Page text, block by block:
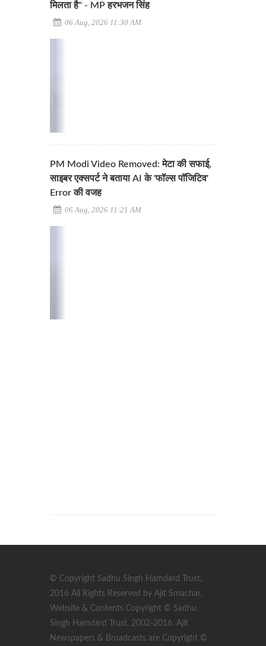
मिलता है" - MP हरभजन सिंह
06 Aug, 2026 11:30 AM
PM Modi Video Removed: मेटा की सफाई,
साइबर एक्सपर्ट ने बताया AI के 'फॉल्स पॉजिटिव'
Error की वजह
06 Aug, 2026 11:21 AM
© Copyright Sadhu Singh Hamdard Trust,
2016 All Rights Reserved by Ajit Smachar.
Website & Contents Copyright © Sadhu
Singh Hamdard Trust, 2002-2016. Ajit
Newspapers & Broadcasts are Copyright ©